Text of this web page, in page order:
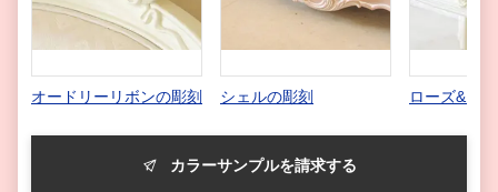
オードリーリボンの彫刻 シェルの彫刻 ローズ&リ
カラーサンプルを請求する